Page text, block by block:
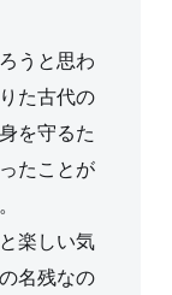
うと思わ
た古代の
を守るた
たことが
楽しい気
名残なの